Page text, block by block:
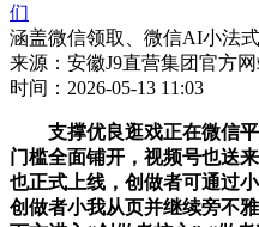
们
涵盖微信领取、微信AI小法
来源：安徽J9直营集团官方
时间：2026-05-13 11:03
支撑优良逛戏正在微信平
门槛全面铺开，视频号也送
也正式上线，创做者可通过
创做者小我从页并继续旁不